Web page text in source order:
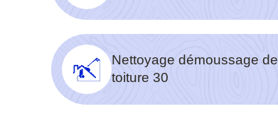
Nettoyage démoussage de
toiture 30